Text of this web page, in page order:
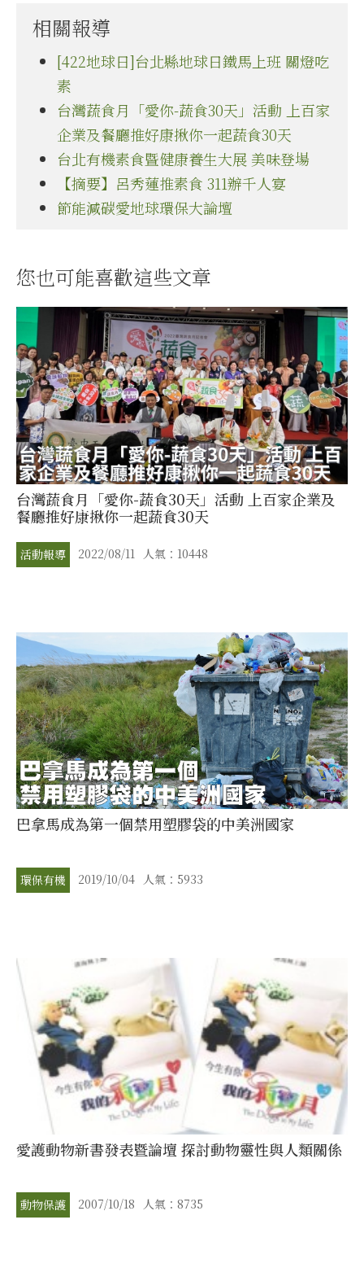
相關報導
[422地球日]台北縣地球日鐵馬上班 關燈吃
素
台灣蔬食月「愛你-蔬食30天」活動 上百家
企業及餐廳推好康揪你一起蔬食30天
台北有機素食暨健康養生大展 美味登場
【摘要】呂秀蓮推素食 311辦千人宴
節能減碳愛地球環保大論壇
您也可能喜歡這些文章
台灣蔬食月「愛你-蔬食30天」活動 上百家企業及
餐廳推好康揪你一起蔬食30天
活動報導 2022/08/11 人氣：10448
巴拿馬成為第一個禁用塑膠袋的中美洲國家
環保有機 2019/10/04 人氣：5933
愛護動物新書發表暨論壇 探討動物靈性與人類關係
動物保護 2007/10/18 人氣：8735